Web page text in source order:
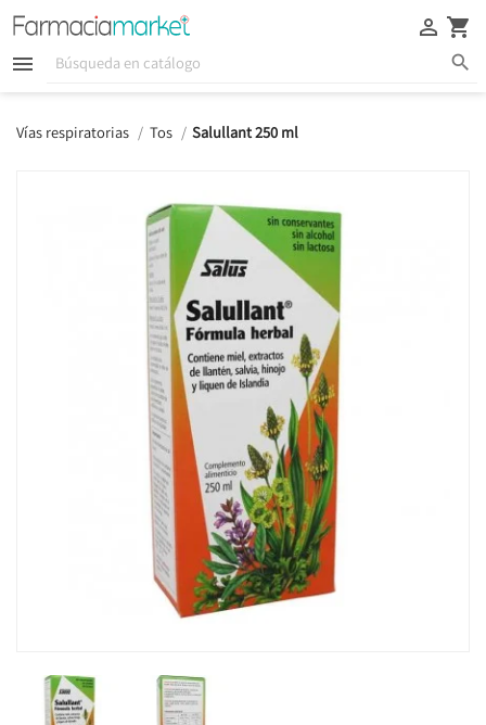
  
 
Vías respiratorias Tos Salullant 250 ml